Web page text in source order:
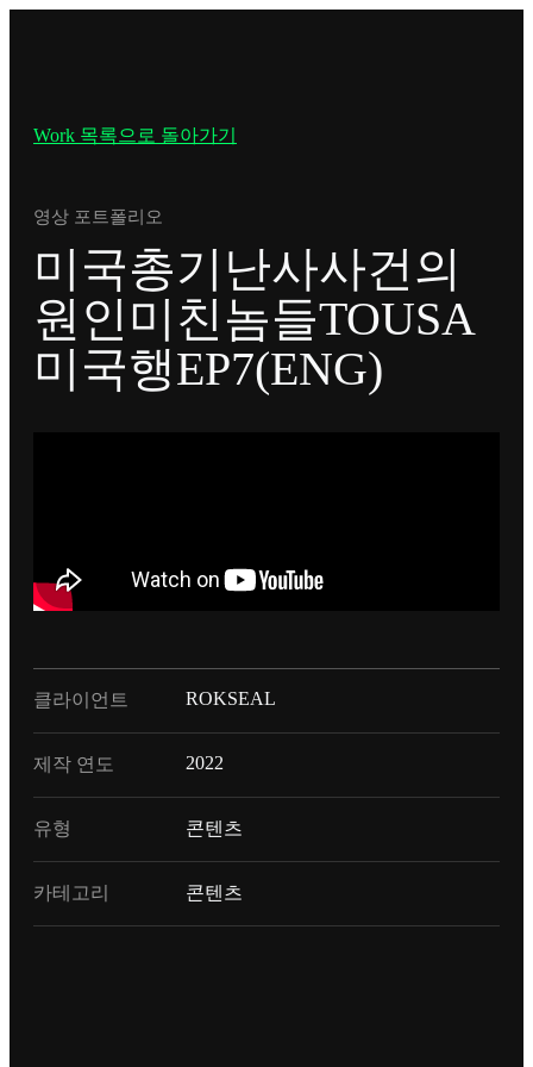
Work 목록으로 돌아가기
영상 포트폴리오
미국총기난사사건의
원인미친놈들TOUSA
미국행EP7(ENG)
클라이언트 ROKSEAL
제작 연도 2022
유형 콘텐츠
카테고리 콘텐츠